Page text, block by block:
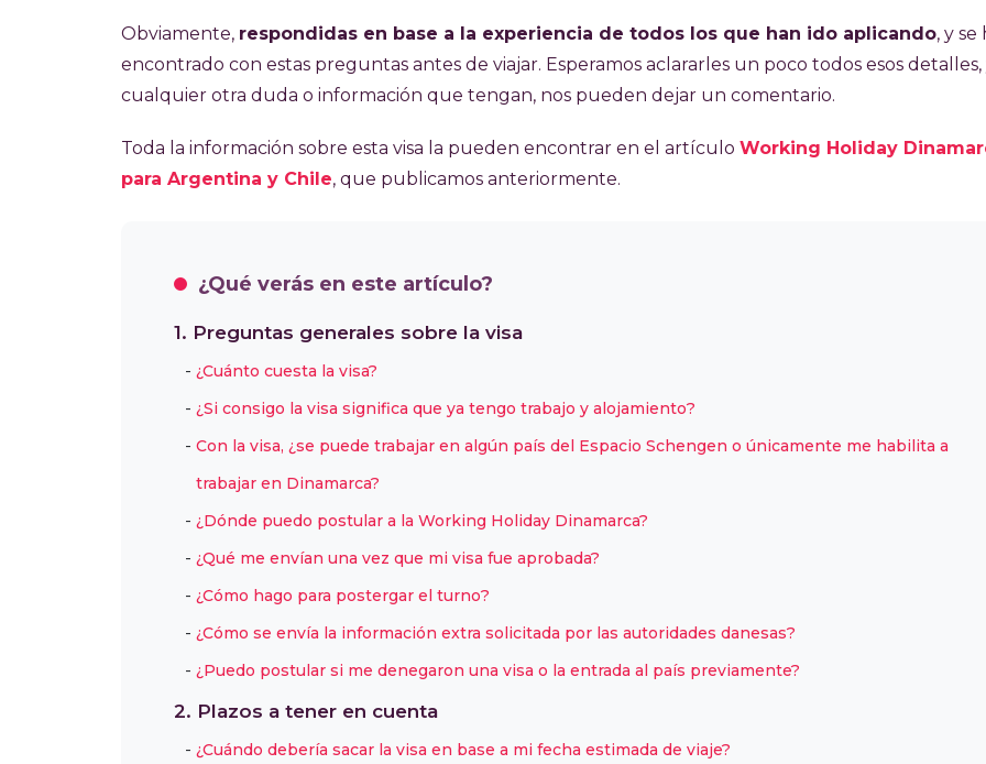
Obviamente, respondidas en base a la experiencia de todos los que han ido aplicando, y se
encontrado con estas preguntas antes de viajar. Esperamos aclararles un poco todos esos detalles,
cualquier otra duda o información que tengan, nos pueden dejar un comentario.
Toda la información sobre esta visa la pueden encontrar en el artículo Working Holiday
para Argentina y Chile, que publicamos anteriormente.
¿Qué verás en este artículo?
1. Preguntas generales sobre la visa
¿Cuánto cuesta la visa?
¿Si consigo la visa significa que ya tengo trabajo y alojamiento?
Con la visa, ¿se puede trabajar en algún país del Espacio Schengen o únicamente me habilita a
trabajar en Dinamarca?
¿Dónde puedo postular a la Working Holiday Dinamarca?
¿Qué me envían una vez que mi visa fue aprobada?
¿Cómo hago para postergar el turno?
¿Cómo se envía la información extra solicitada por las autoridades danesas?
¿Puedo postular si me denegaron una visa o la entrada al país previamente?
2. Plazos a tener en cuenta
¿Cuándo debería sacar la visa en base a mi fecha estimada de viaje?